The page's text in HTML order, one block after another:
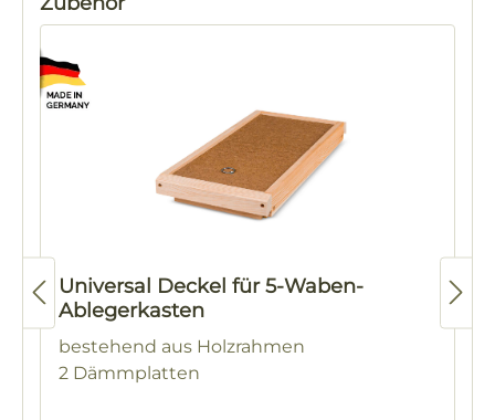
Universal Deckel für 5-Waben-
Ablegerkasten
bestehend aus Holzrahmen
2 Dämmplatten